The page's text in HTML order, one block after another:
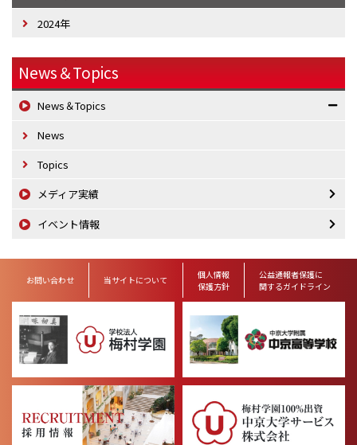
2024年
News＆Topics
News＆Topics
News
Topics
メディア実績
イベント情報
お問い合わせ 当サイトについて
個人情報
保護方針
公益通報者保護に
関するガイドライン